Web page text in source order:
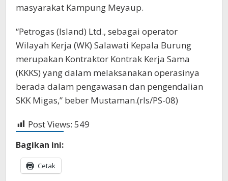
masyarakat Kampung Meyaup.
“Petrogas (Island) Ltd., sebagai operator
Wilayah Kerja (WK) Salawati Kepala Burung
merupakan Kontraktor Kontrak Kerja Sama
(KKKS) yang dalam melaksanakan operasinya
berada dalam pengawasan dan pengendalian
SKK Migas,” beber Mustaman.(rls/PS-08)
Post Views: 549
Bagikan ini:
Cetak